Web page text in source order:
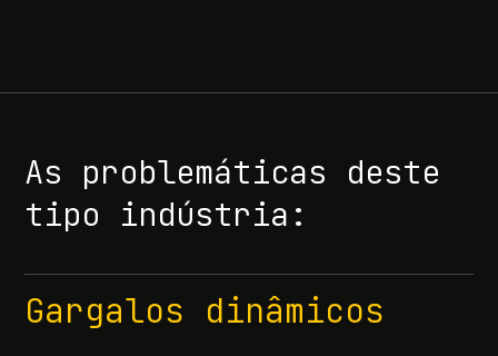
As problemáticas deste
tipo indústria:
Gargalos dinâmicos